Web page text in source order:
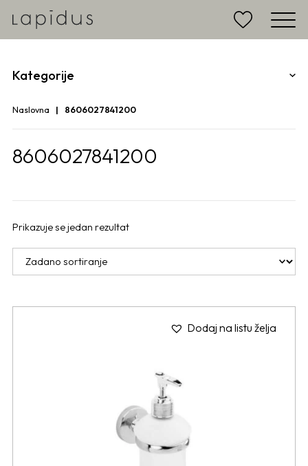
Kategorije
Naslovna 8606027841200
8606027841200
Prikazuje se jedan rezultat
Dodaj na listu želja